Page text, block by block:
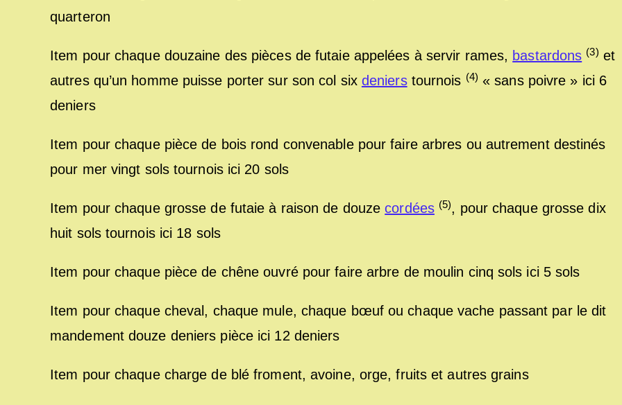
quarteron
Item pour chaque douzaine des pièces de futaie appelées à servir rames, bastardons (3) et
autres qu’un homme puisse porter sur son col six denierstournois (4) « sans poivre » ici 6
deniers
Item pour chaque pièce de bois rond convenable pour faire arbres ou autrement destinés
pour mer vingt sols tournois ici 20 sols
Item pour chaque grosse de futaie à raison de douzecordées (5), pour chaque grosse dix
huit sols tournois ici 18 sols
Item pour chaque pièce de chêne ouvré pour faire arbre de moulin cinq sols ici 5 sols
Item pour chaque cheval, chaque mule, chaque bœuf ou chaque vache passant par le dit
mandement douze deniers pièce ici 12 deniers
Item pour chaque charge de blé froment, avoine, orge, fruits et autres grains